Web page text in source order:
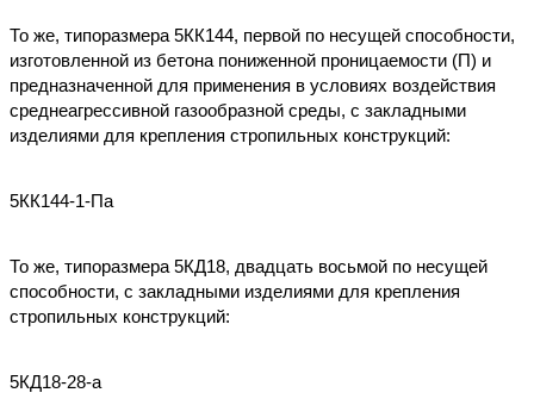
То же, типоразмера 5КК144, первой по несущей способности,
изготовленной из бетона пониженной проницаемости (П) и
предназначенной для применения в условиях воздействия
среднеагрессивной газообразной среды, с закладными
изделиями для крепления стропильных конструкций:
5КК144-1-Па
То же, типоразмера 5КД18, двадцать восьмой по несущей
способности, с закладными изделиями для крепления
стропильных конструкций:
5КД18-28-а